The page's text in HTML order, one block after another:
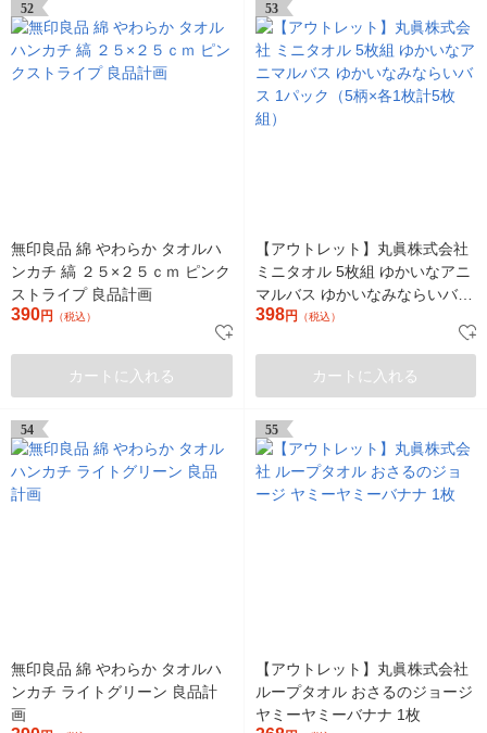
52
無印良品 綿 やわらか タオルハ
ンカチ 縞 ２５×２５ｃｍ ピンク
ストライプ 良品計画
390円 （税込）
カートに入れる
53
【アウトレット】丸眞株式会社
ミニタオル 5枚組 ゆかいなアニ
マルバス ゆかいなみならいバス
1パック（5柄×各1枚計5枚組）
398円 （税込）
カートに入れる
54
無印良品 綿 やわらか タオルハ
ンカチ ライトグリーン 良品計
画
55
【アウトレット】丸眞株式会社
ループタオル おさるのジョージ
ヤミーヤミーバナナ 1枚